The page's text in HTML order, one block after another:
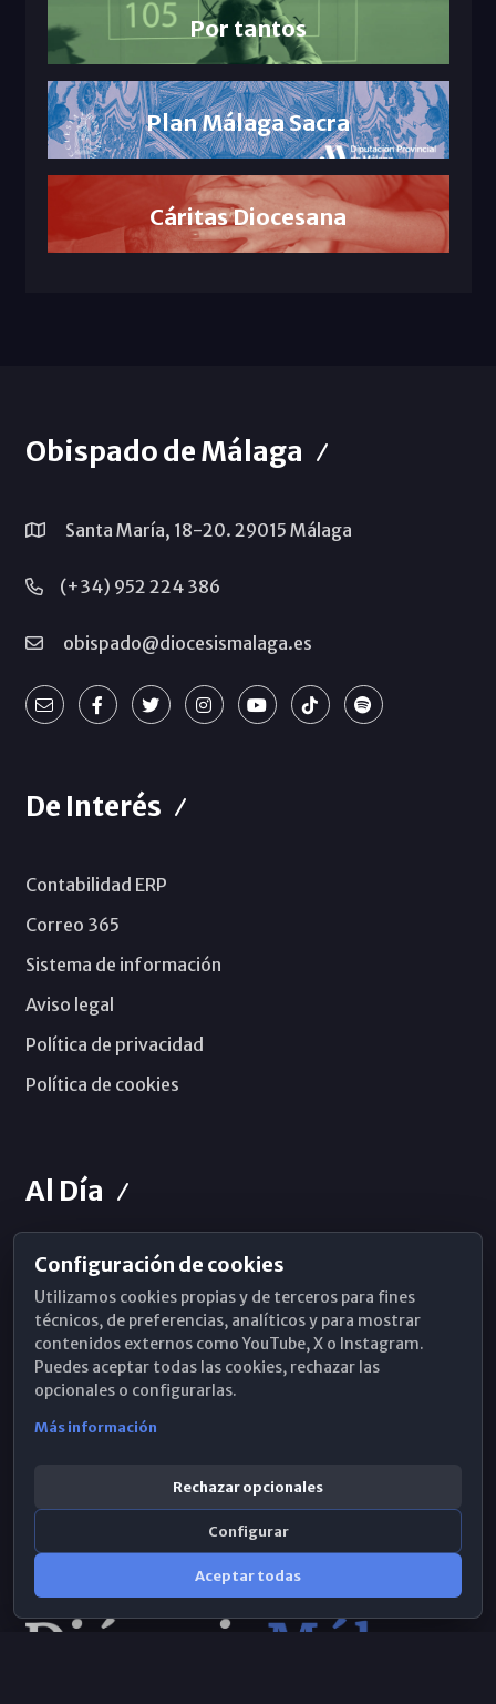
Por tantos
Plan Málaga Sacra
Cáritas Diocesana
Obispado de Málaga
Santa María, 18-20. 29015 Málaga
(+34) 952 224 386
obispado@diocesismalaga.es
De Interés
Contabilidad ERP
Correo 365
Sistema de información
Aviso legal
Política de privacidad
Política de cookies
Al Día
Horarios de Misa
Hemeroteca
WhatsApp
Configuración de cookies
Utilizamos cookies propias y de terceros para fines
técnicos, de preferencias, analíticos y para mostrar
contenidos externos como YouTube, X o Instagram.
Puedes aceptar todas las cookies, rechazar las
opcionales o configurarlas.
Más información
Rechazar opcionales
Configurar
Aceptar todas